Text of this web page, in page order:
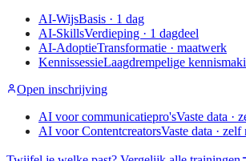
AI-WijsBasis · 1 dag
AI-SkillsVerdieping · 1 dagdeel
AI-AdoptieTransformatie · maatwerk
KennissessieLaagdrempelige
Open inschrijving
AI voor communicatiepro'sVaste data ·
AI voor ContentcreatorsVaste data · zelf